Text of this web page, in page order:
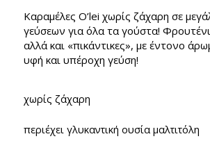
Καραμέλες O’lei χωρίς ζάχαρη σε
γεύσεων για όλα τα γούστα!
αλλά και «πικάντικες», με έντονο
υφή και υπέροχη γεύση!
χωρίς ζάχαρη
περιέχει γλυκαντική ουσία μαλτιτόλη